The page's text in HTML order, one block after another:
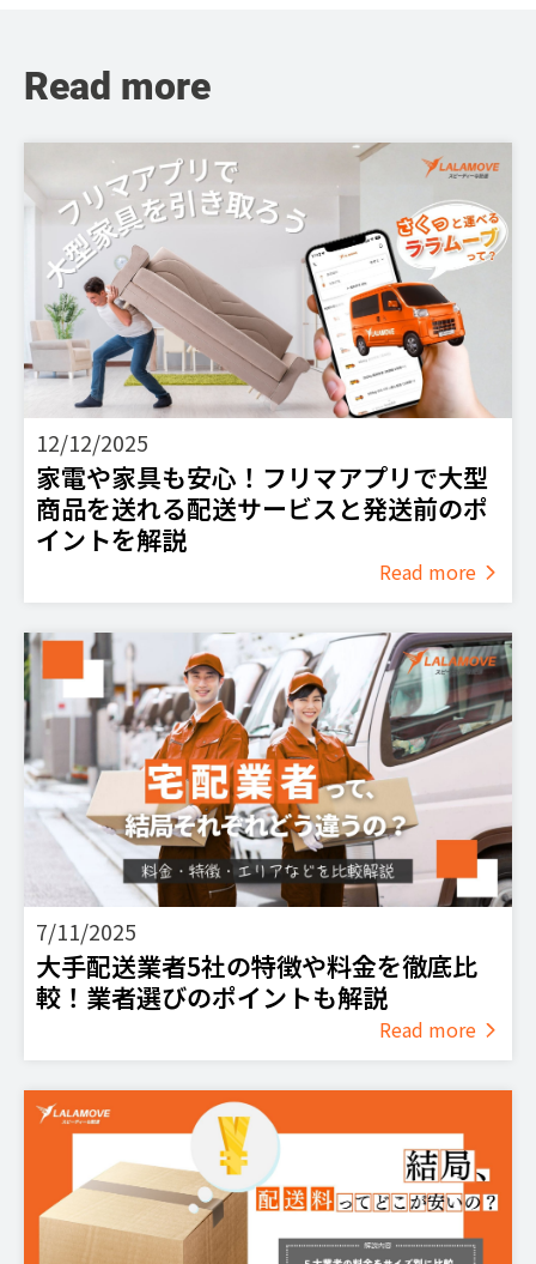
Read more
12/12/2025
家電や家具も安心！フリマアプリで大型
商品を送れる配送サービスと発送前のポ
イントを解説
Read more
7/11/2025
大手配送業者5社の特徴や料金を徹底比
較！業者選びのポイントも解説
Read more